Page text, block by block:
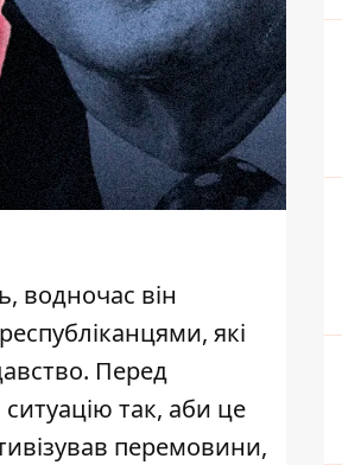
водночас він
які
Перед
так, аби це
перемовини,